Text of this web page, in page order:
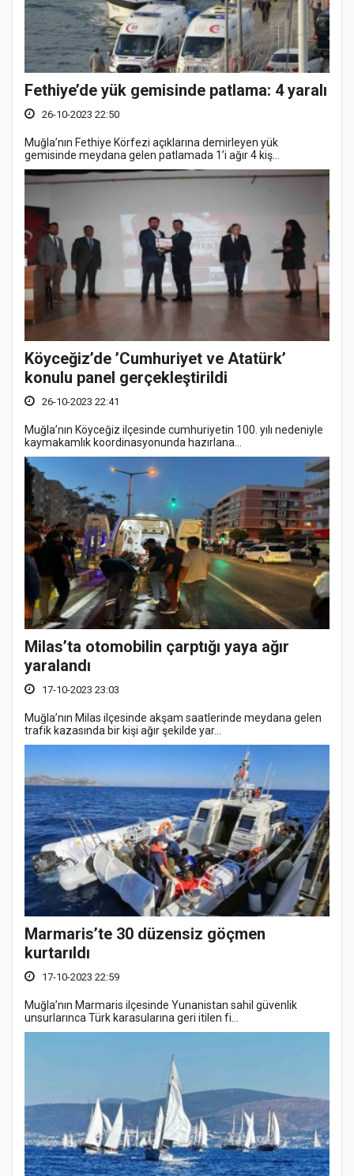
Fethiye’de yük gemisinde patlama: 4 yaralı
26-10-2023 22:50
Muğla’nın Fethiye Körfezi açıklarına demirleyen yük
gemisinde meydana gelen patlamada 1’i ağır 4 kiş...
Köyceğiz’de ’Cumhuriyet ve Atatürk’
konulu panel gerçekleştirildi
26-10-2023 22:41
Muğla’nın Köyceğiz ilçesinde cumhuriyetin 100. yılı nedeniyle
kaymakamlık koordinasyonunda hazırlana...
Milas’ta otomobilin çarptığı yaya ağır
yaralandı
17-10-2023 23:03
Muğla’nın Milas ilçesinde akşam saatlerinde meydana gelen
trafik kazasında bir kişi ağır şekilde yar...
Marmaris’te 30 düzensiz göçmen
kurtarıldı
17-10-2023 22:59
Muğla’nın Marmaris ilçesinde Yunanistan sahil güvenlik
unsurlarınca Türk karasularına geri itilen fi...